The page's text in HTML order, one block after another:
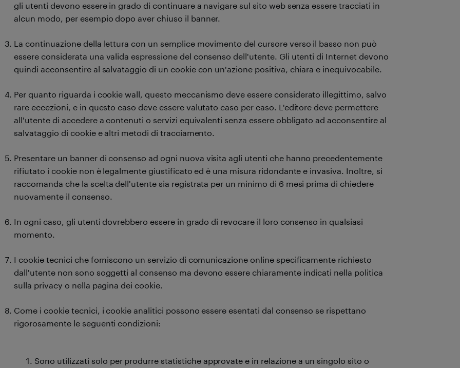
gli utenti devono essere in grado di continuare a navigare sul sito web senza essere tracciati in
alcun modo, per esempio dopo aver chiuso il banner.
La continuazione della lettura con un semplice movimento del cursore verso il basso non può
essere considerata una valida espressione del consenso dell'utente. Gli utenti di Internet devono
quindi acconsentire al salvataggio di un cookie con un'azione positiva, chiara e inequivocabile.
Per quanto riguarda i cookie wall, questo meccanismo deve essere considerato illegittimo, salvo
rare eccezioni, e in questo caso deve essere valutato caso per caso. L'editore deve permettere
all'utente di accedere a contenuti o servizi equivalenti senza essere obbligato ad acconsentire al
salvataggio di cookie e altri metodi di tracciamento.
Presentare un banner di consenso ad ogni nuova visita agli utenti che hanno precedentemente
rifiutato i cookie non è legalmente giustificato ed è una misura ridondante e invasiva. Inoltre, si
raccomanda che la scelta dell'utente sia registrata per un minimo di 6 mesi prima di chiedere
nuovamente il consenso.
In ogni caso, gli utenti dovrebbero essere in grado di revocare il loro consenso in qualsiasi
momento.
I cookie tecnici che forniscono un servizio di comunicazione online specificamente richiesto
dall'utente non sono soggetti al consenso ma devono essere chiaramente indicati nella politica
sulla privacy o nella pagina dei cookie.
Come i cookie tecnici, i cookie analitici possono essere esentati dal consenso se rispettano
rigorosamente le seguenti condizioni:
Sono utilizzati solo per produrre statistiche approvate e in relazione a un singolo sito o